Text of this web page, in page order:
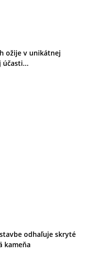
ožije v unikátnej
účasti...
odhaľuje skryté
kameňa